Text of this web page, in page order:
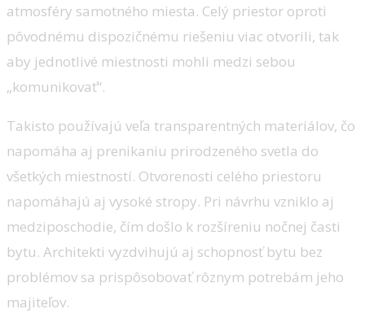
atmosféry samotného miesta. Celý priestor oproti
pôvodnému dispozičnému riešeniu viac otvorili, tak
aby jednotlivé miestnosti mohli medzi sebou
„komunikovať“.
Takisto používajú veľa transparentných materiálov, čo
napomáha aj prenikaniu prirodzeného svetla do
všetkých miestností. Otvorenosti celého priestoru
napomáhajú aj vysoké stropy. Pri návrhu vzniklo aj
medziposchodie, čím došlo k rozšíreniu nočnej časti
bytu. Architekti vyzdvihujú aj schopnosť bytu bez
problémov sa prispôsobovať rôznym potrebám jeho
majiteľov.